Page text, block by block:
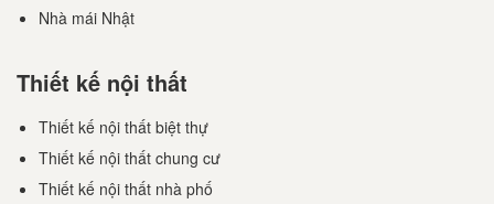
Nhà mái Nhật
Thiết kế nội thất
Thiết kế nội thất biệt thự
Thiết kế nội thất chung cư
Thiết kế nội thất nhà phố